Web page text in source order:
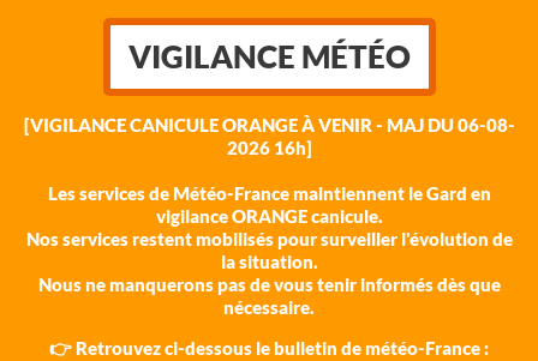
VIGILANCE MÉTÉO
[VIGILANCE CANICULE ORANGE À VENIR - MAJ DU 06-08-
2026 16h]
Les services de Météo-France maintiennent le Gard en
vigilance ORANGE canicule.
Nos services restent mobilisés pour surveiller l'évolution de
la situation.
Nous ne manquerons pas de vous tenir informés dès que
nécessaire.
👉 Retrouvez ci-dessous le bulletin de météo-France :